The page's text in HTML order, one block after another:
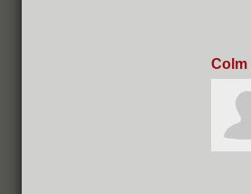
Colm